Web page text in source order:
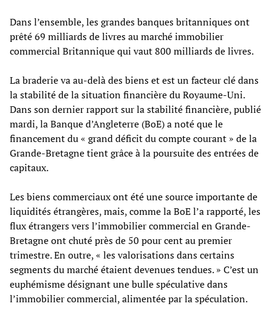
Dans l’ensemble, les grandes banques britanniques ont
prêté 69 milliards de livres au marché immobilier
commercial Britannique qui vaut 800 milliards de livres.
La braderie va au-delà des biens et est un facteur clé dans
la stabilité de la situation financière du Royaume-Uni.
Dans son dernier rapport sur la stabilité financière, publié
mardi, la Banque d’Angleterre (BoE) a noté que le
financement du « grand déficit du compte courant » de la
Grande-Bretagne tient grâce à la poursuite des entrées de
capitaux.
Les biens commerciaux ont été une source importante de
liquidités étrangères, mais, comme la BoE l’a rapporté, les
flux étrangers vers l’immobilier commercial en Grande-
Bretagne ont chuté près de 50 pour cent au premier
trimestre. En outre, « les valorisations dans certains
segments du marché étaient devenues tendues. » C’est un
euphémisme désignant une bulle spéculative dans
l’immobilier commercial, alimentée par la spéculation.